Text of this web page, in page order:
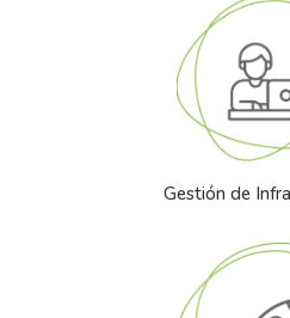
Gestión de